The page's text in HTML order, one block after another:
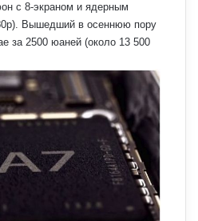
с 8-экраном и ядерным
Вышедший в осеннюю пору
за 2500 юаней (около 13 500